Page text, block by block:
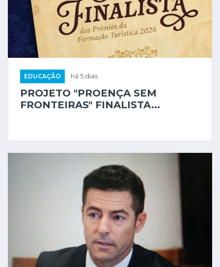
EDUCAÇÃO há 5 dias
PROJETO "PROENÇA SEM
FRONTEIRAS" FINALISTA...